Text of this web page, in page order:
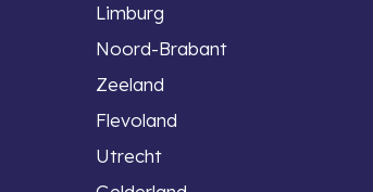
Limburg
Noord-Brabant
Zeeland
Flevoland
Utrecht